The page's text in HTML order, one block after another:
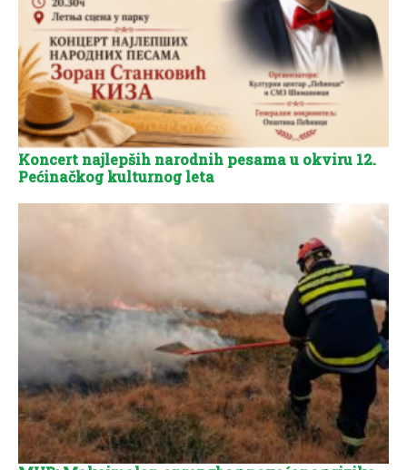
Koncert najlepših narodnih pesama u okviru 12.
Pećinačkog kulturnog leta